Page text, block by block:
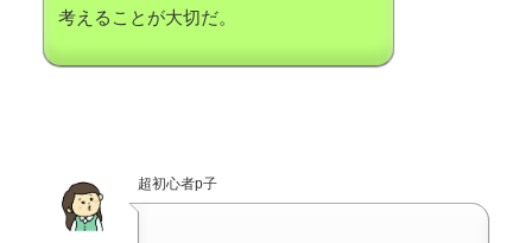
考えることが大切だ。
超初心者p子